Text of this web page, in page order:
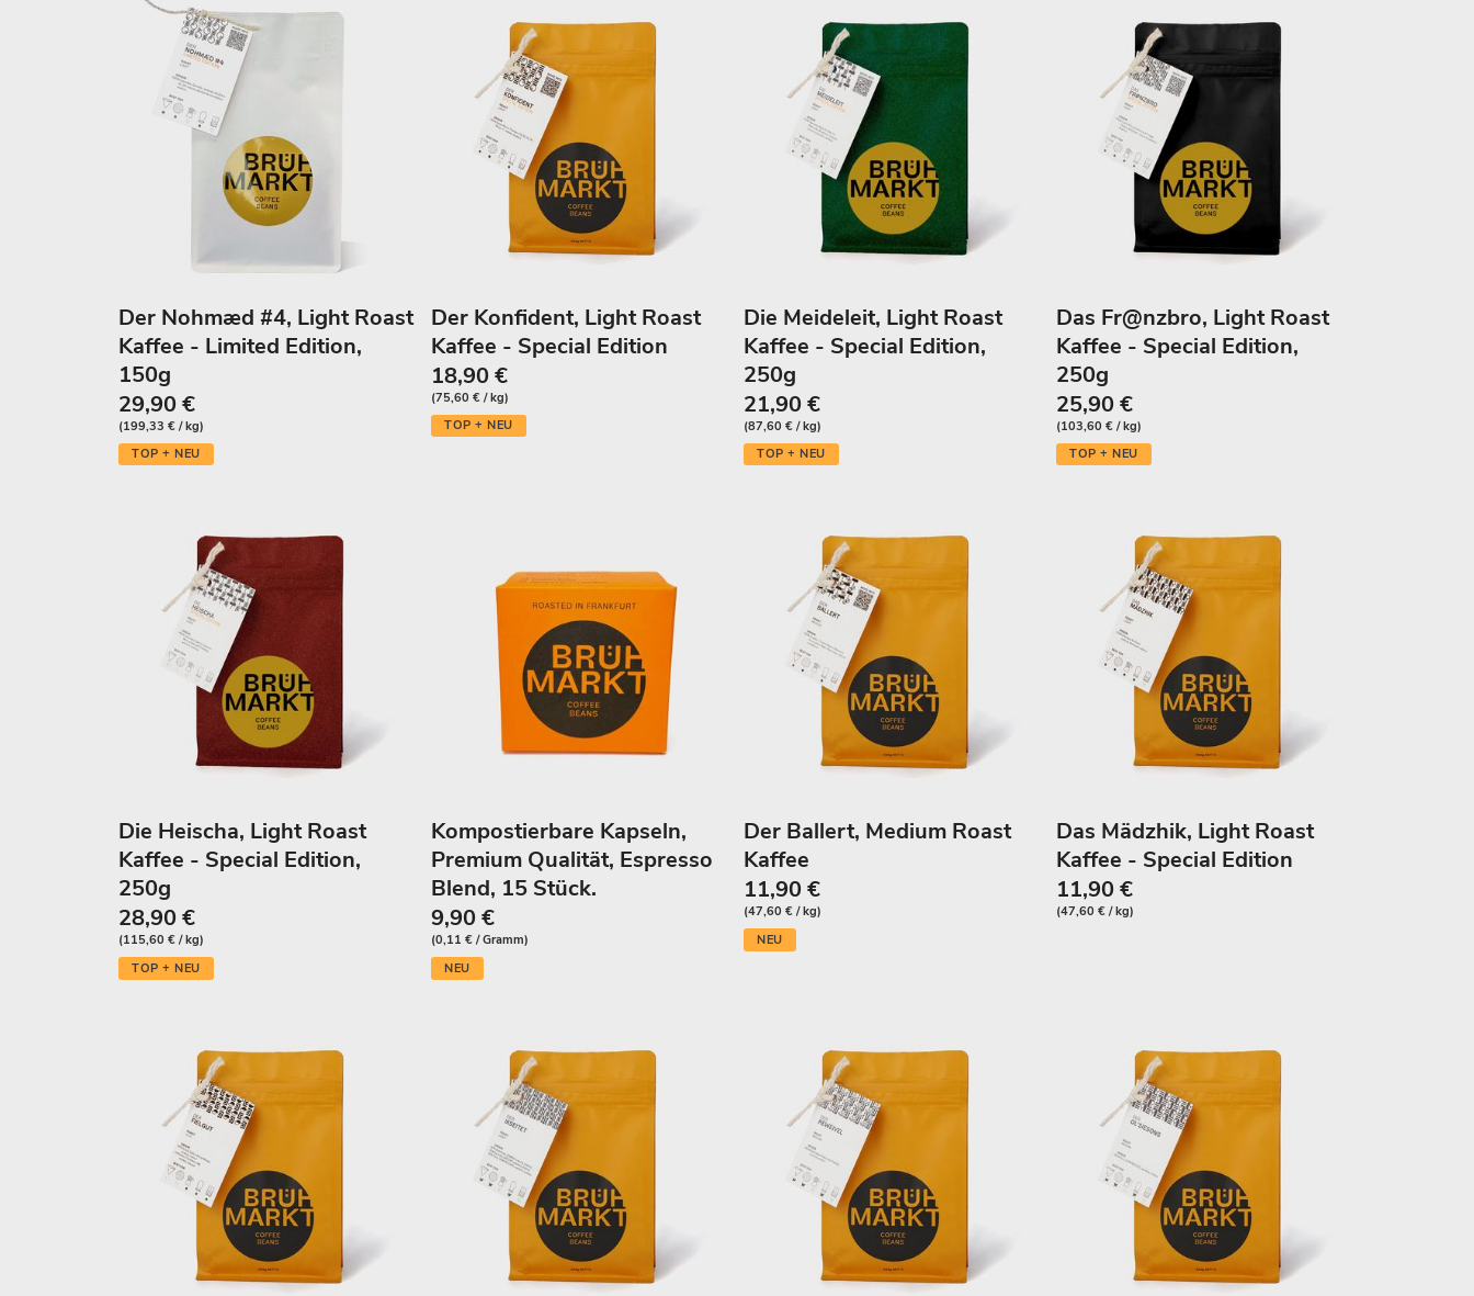
n
g
Der Nohmæd #4, Light Roast
Kaffee - Limited Edition,
150g
29,90 €
(199,33 € / kg)
TOP + NEU
Der Konfident, Light Roast
Kaffee - Special Edition
18,90 €
(75,60 € / kg)
TOP + NEU
Die Meideleit, Light Roast
Kaffee - Special Edition,
250g
21,90 €
(87,60 € / kg)
TOP + NEU
Das Fr@nzbro, Light Roast
Kaffee - Special Edition,
250g
25,90 €
(103,60 € / kg)
TOP + NEU
Die Heischa, Light Roast
Kaffee - Special Edition,
250g
28,90 €
(115,60 € / kg)
TOP + NEU
Kompostierbare Kapseln,
Premium Qualität, Espresso
Blend, 15 Stück.
9,90 €
(0,11 € / Gramm)
NEU
Der Ballert, Medium Roast
Kaffee
11,90 €
(47,60 € / kg)
NEU
Das Mädzhik, Light Roast
Kaffee - Special Edition
11,90 €
(47,60 € / kg)